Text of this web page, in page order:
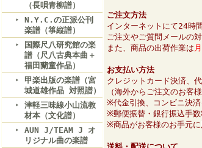
（長唄青柳譜）
N.Y.C.の正派公刊
楽譜（箏縦譜）
国際尺八研究館の楽
譜（尺八古典本曲＋
福田蘭童作品）
甲楽出版の楽譜（宮
城道雄作品 対照譜）
津軽三味線小山流教
材本（文化譜）
AUN J/TEAM J オ
リジナル曲の楽譜
ご注文方法
インターネットにて24時
ご注文やご質問メールの
また、商品の出荷作業は
お支払い方法
クレジットカード決済、
（海外からご注文のお客
※代金引換、コンビニ決済
※郵便振替・銀行振込手数
※商品がお客様のお手元に